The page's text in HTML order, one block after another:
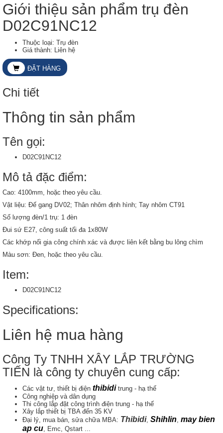
Giới thiệu sản phẩm trụ đèn
D02C91NC12
Thuộc loại: Trụ đèn
Giá thành: Liên hệ
ĐẶT HÀNG
Chi tiết
Thông tin sản phẩm
Tên gọi:
D02C91NC12
Mô tả đặc điểm:
Cao: 4100mm, hoặc theo yêu cầu.
Vật liệu: Đế gang DV02; Thân nhôm định hình; Tay nhôm CT91
Số lượng đèn/1 trụ: 1 đèn
Đui sứ E27, công suất tối đa 1x80W
Các khớp nối gia công chính xác và được liên kết bằng bu lông chìm
Màu sơn: Đen, hoặc theo yêu cầu.
Item:
D02C91NC12
Specifications:
Liên hệ mua hàng
Công Ty TNHH XÂY LẮP TRƯỜNG
TIẾN là công ty chuyên cung cấp:
Các vật tư, thiết bị điện thibidi trung - hạ thế
Công nghiệp và dân dụng
Thi công lắp đặt công trình điện trung - hạ thế
Xây lắp thiết bị TBA đến 35 KV
Đại lý, mua bán, sửa chữa MBA: Thibidi Shihlin may bien
ap cu , Emc, Qstart ...